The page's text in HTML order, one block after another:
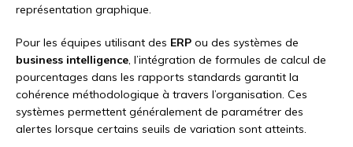
représentation graphique.
Pour les équipes utilisant des ERP ou des systèmes de
business intelligence, l’intégration de formules de calcul de
pourcentages dans les rapports standards garantit la
cohérence méthodologique à travers l’organisation. Ces
systèmes permettent généralement de paramétrer des
alertes lorsque certains seuils de variation sont atteints.